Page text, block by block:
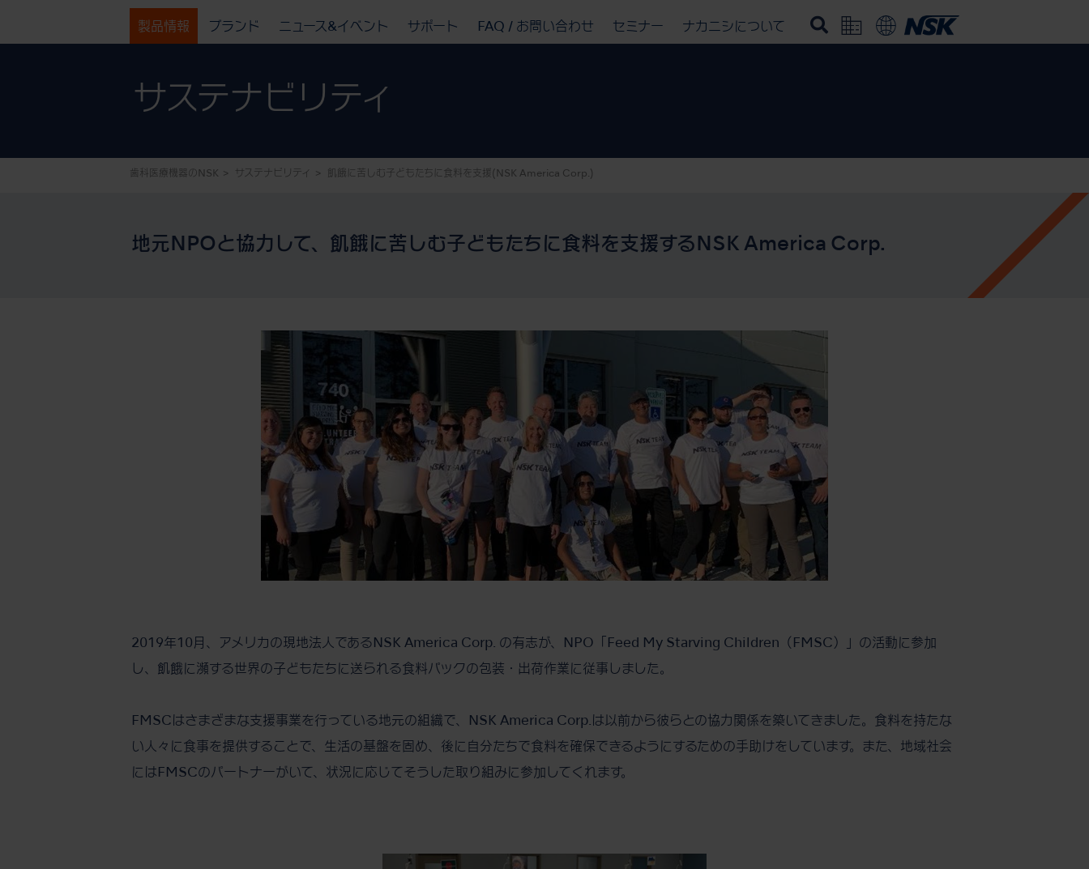
製品情報 ブランド ニュース&イベント サポート FAQ / お問い合わせ セミナー ナカニシについて
サステナビリティ
歯科医療機器のNSK サステナビリティ 飢餓に苦しむ子どもたちに食料を支援 (NSK America Corp.)
地元NPOと協力して、飢餓に苦しむ子どもたちに食料を支援するNSK America Corp.
2019年10月、アメリカの現地法人であるNSK America Corp. の有志が、NPO「Feed My Starving Children（FMSC）」の活動に参加
し、飢餓に瀕する世界の子どもたちに送られる食料パックの包装・出荷作業に従事しました。
FMSCはさまざまな支援事業を行っている地元の組織で、NSK America Corp.は以前から彼らとの協力関係を築いてきました。食料を持たな
い人々に食事を提供することで、生活の基盤を固め、後に自分たちで食料を確保できるようにするための手助けをしています。また、地域社会
にはFMSCのパートナーがいて、状況に応じてそうした取り組みに参加してくれます。